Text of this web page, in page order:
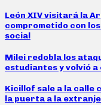
León XIV visitará la
comprometido con
social
Milei redobla los
estudiantes y volvió
Kicillof sale a la calle
la puerta a la